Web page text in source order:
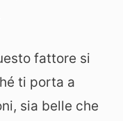
fattore si
ti porta a
sia belle che